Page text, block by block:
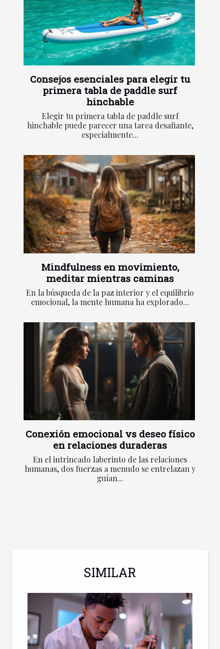
Consejos esenciales para elegir tu
primera tabla de paddle surf
hinchable
Elegir tu primera tabla de paddle surf
hinchable puede parecer una tarea desafiante,
especialmente...
Mindfulness en movimiento,
meditar mientras caminas
En la búsqueda de la paz interior y el equilibrio
emocional, la mente humana ha explorado...
Conexión emocional vs deseo físico
en relaciones duraderas
En el intrincado laberinto de las relaciones
humanas, dos fuerzas a menudo se entrelazan y
guían...
SIMILAR